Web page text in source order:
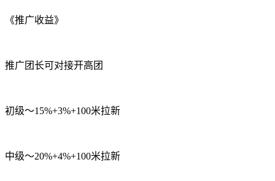
《推广收益》
推广团长可对接开高团
初级～15%+3%+100米拉新
中级～20%+4%+100米拉新